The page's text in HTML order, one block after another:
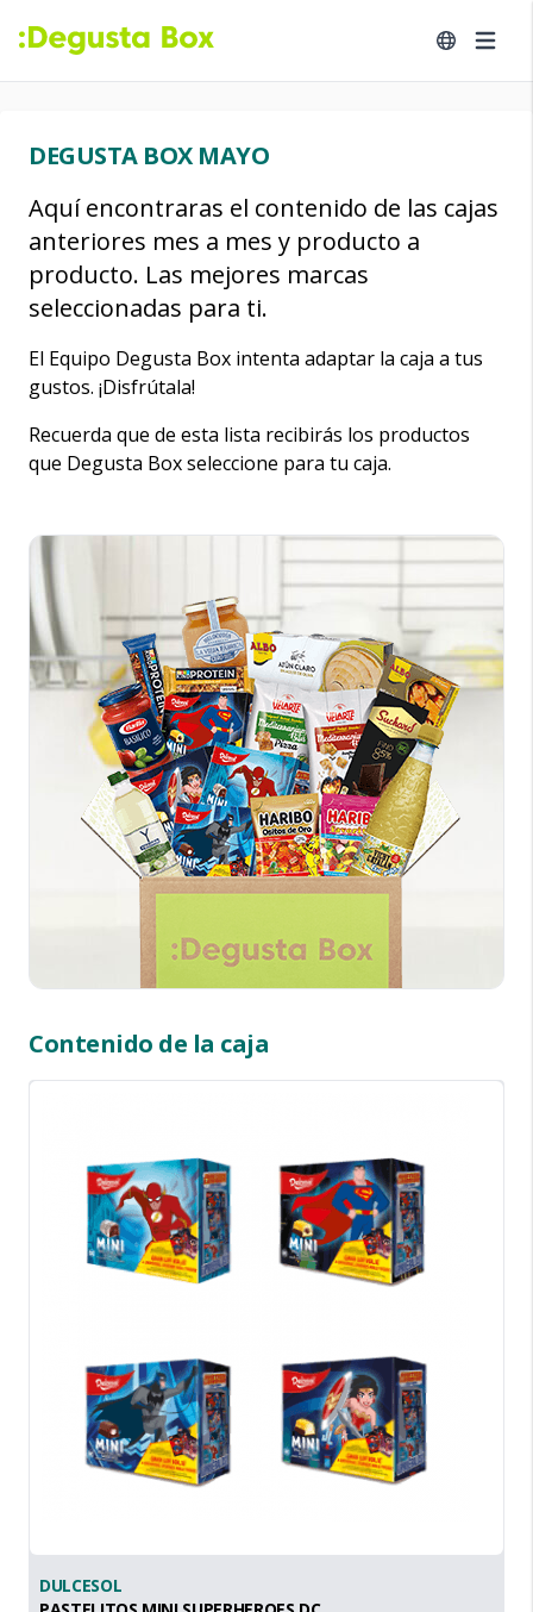
DEGUSTA BOX MAYO
Aquí encontraras el contenido de las cajas
anteriores mes a mes y producto a
producto. Las mejores marcas
seleccionadas para ti.
El Equipo Degusta Box intenta adaptar la caja a tus
gustos. ¡Disfrútala!
Recuerda que de esta lista recibirás los productos
que Degusta Box seleccione para tu caja.
Contenido de la caja
DULCESOL